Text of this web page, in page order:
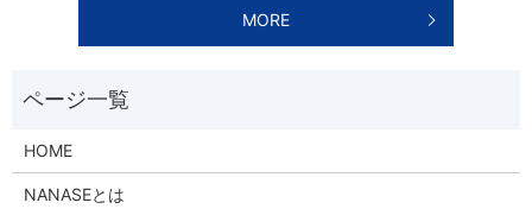
MORE
HOME
NANASEとは